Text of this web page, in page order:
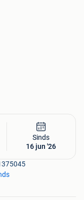
Sinds
16 jun '26